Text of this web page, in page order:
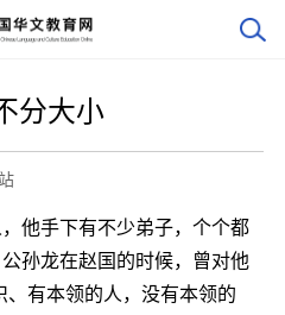
分大小
手下有不少弟子，个个都
孙龙在赵国的时候，曾对他
、有本领的人，没有本领的